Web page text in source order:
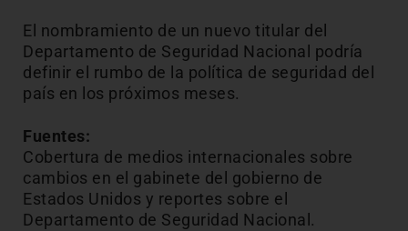
El nombramiento de un nuevo titular del
Departamento de Seguridad Nacional podría
definir el rumbo de la política de seguridad del
país en los próximos meses.
Fuentes:
Cobertura de medios internacionales sobre
cambios en el gabinete del gobierno de
Estados Unidos y reportes sobre el
Departamento de Seguridad Nacional.